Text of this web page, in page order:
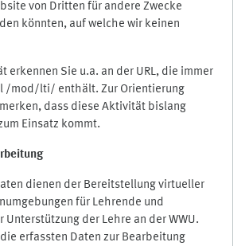
von Dritten für andere Zwecke
könnten, auf welche wir keinen
erkennen Sie u.a. an der URL, die immer
/mod/lti/ enthält. Zur Orientierung
dass diese Aktivität bislang
Einsatz kommt.
dienen der Bereitstellung virtueller
für Lehrende und
Unterstützung der Lehre an der WWU.
erfassten Daten zur Bearbeitung